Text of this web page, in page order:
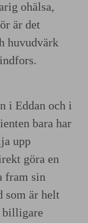
ohälsa,
är det
huvudvärk
i Eddan och i
bara har
upp
göra en
fram sin
som är helt
billigare